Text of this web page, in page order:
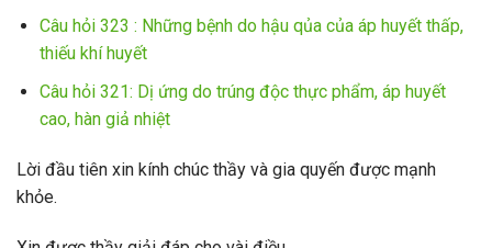
Câu hỏi 323 : Những bệnh do hậu qủa của áp huyết thấp,
thiếu khí huyết
Câu hỏi 321: Dị ứng do trúng độc thực phẩm, áp huyết
cao, hàn giả nhiệt
Lời đầu tiên xin kính chúc thầy và gia quyến được mạnh
khỏe.